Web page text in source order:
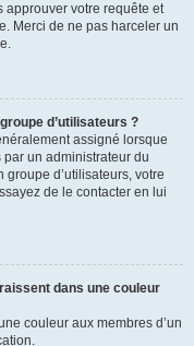
approuver votre requête et
Merci de ne pas harceler un
d’utilisateurs ?
assigné lorsque
par un administrateur du
groupe d’utilisateurs, votre
de le contacter en lui
dans une couleur
couleur aux membres d’un